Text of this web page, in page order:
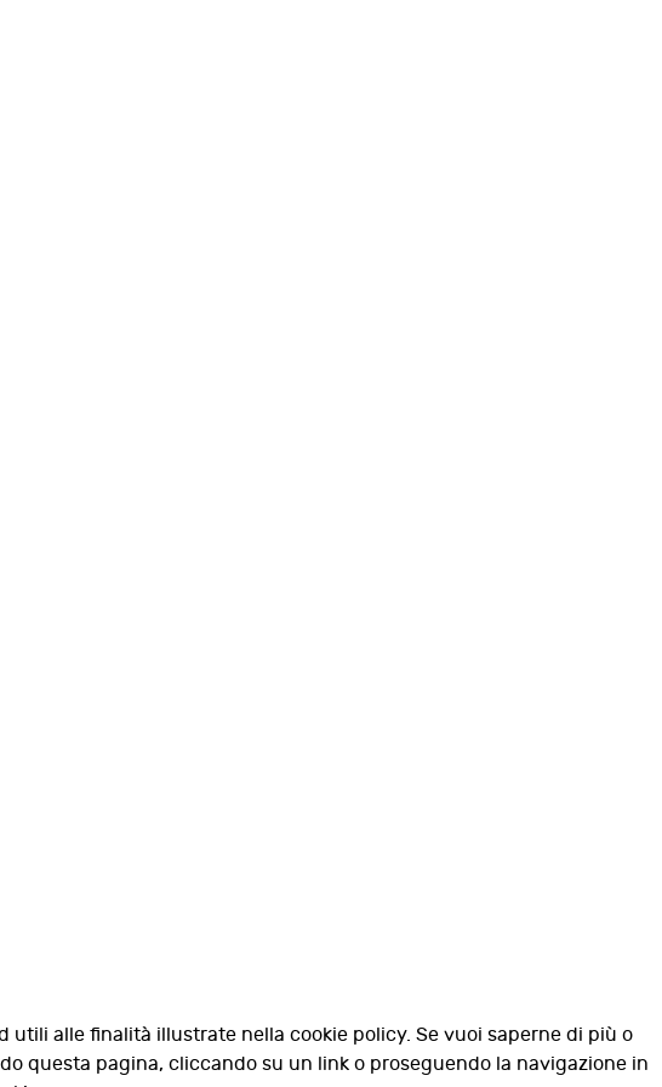
alle finalità illustrate nella cookie policy. Se vuoi saperne di più o
questa pagina, cliccando su un link o proseguendo la navigazione in